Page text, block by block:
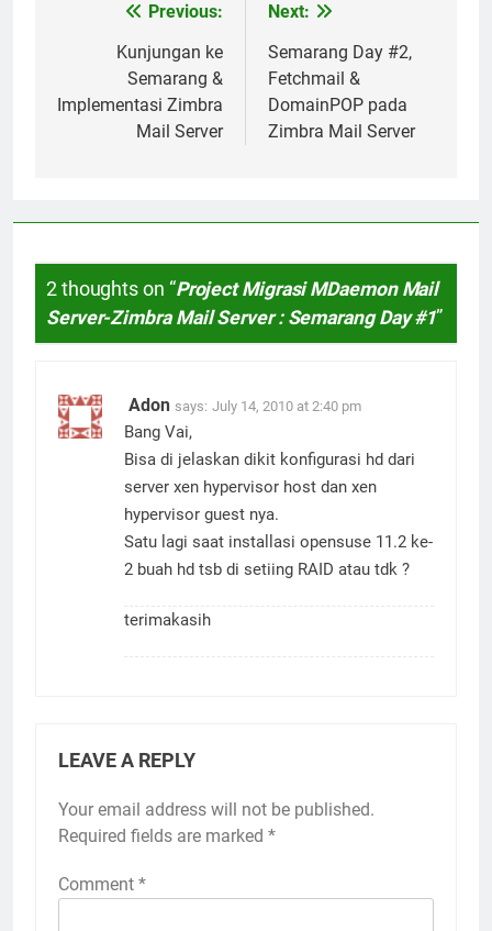
navigation
Previous:
Kunjungan ke
Semarang &
Implementasi Zimbra
Mail Server
Next:
Semarang Day #2,
Fetchmail &
DomainPOP pada
Zimbra Mail Server
2 thoughts on “Project Migrasi MDaemon Mail
Server-Zimbra Mail Server : Semarang Day #1”
Adon says: July 14, 2010 at 2:40 pm
Bang Vai,
Bisa di jelaskan dikit konfigurasi hd dari
server xen hypervisor host dan xen
hypervisor guest nya.
Satu lagi saat installasi opensuse 11.2 ke-
2 buah hd tsb di setiing RAID atau tdk ?
terimakasih
LEAVE A REPLY
Your email address will not be published.
Required fields are marked *
Comment *